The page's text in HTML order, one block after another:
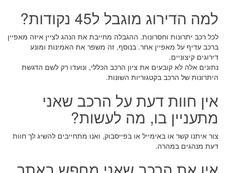
למה הדירוג מוגבל ל45 נקודות?
לכל רכב יתרונות וחסרונות. ההגבלה מחייבת את הנהג לציין איזה מאפיין
ברכב עדיף על מאפיין אחר. בנוסף, זה משפר את האמינות ומונע
דירוגים קיצוניים.
נתונים אלה לא קובעים את ציון הרכב הכללי, ונועדו רק לשם הדגשת
היתרונות של הרכב בקטגוריות השונות.
אין חוות דעת על הרכב שאני
מתעניין בו, מה לעשות?
צור איתנו קשר או באימייל או בפייסבוק, ואנו מתחייבים להשיג לך חוות
דעת מנהגים במהרה.